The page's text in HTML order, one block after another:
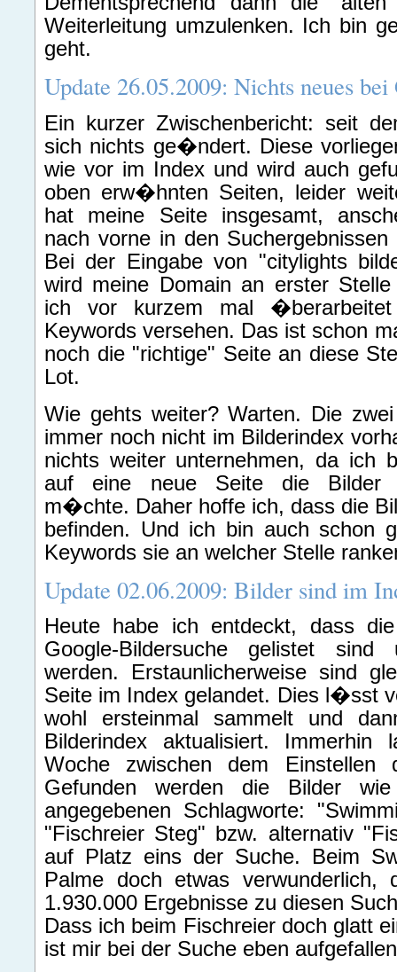
Weiterleitung umzulenken. Ich bin
geht.
Update 26.05.2009: Nichts neues bei
Ein kurzer Zwischenbericht: seit
sich nichts ge�ndert. Diese
wie vor im Index und wird auch
oben erw�hnten Seiten, leider
hat meine Seite insgesamt,
nach vorne in den
Bei der Eingabe von "citylights
wird meine Domain an erster
ich vor kurzem mal
Keywords versehen. Das ist schon
noch die "richtige" Seite an diese
Lot.
Wie gehts weiter? Warten. Die
immer noch nicht im Bilderindex
nichts weiter unternehmen, da ich
auf eine neue Seite die Bilder
m�chte. Daher hoffe ich, dass die
befinden. Und ich bin auch schon
Keywords sie an welcher Stelle
Update 02.06.2009: Bilder sind im
Heute habe ich entdeckt, dass
Google-Bildersuche gelistet
werden. Erstaunlicherweise sind
Seite im Index gelandet. Dies l�sst
wohl ersteinmal sammelt und
Bilderindex aktualisiert.
Woche zwischen dem Einstellen
Gefunden werden die Bilder
angegebenen Schlagworte:
"Fischreier Steg" bzw. alternativ
auf Platz eins der Suche. Beim
Palme doch etwas verwunderlich,
1.930.000 Ergebnisse zu diesen
Dass ich beim Fischreier doch glatt
ist mir bei der Suche eben